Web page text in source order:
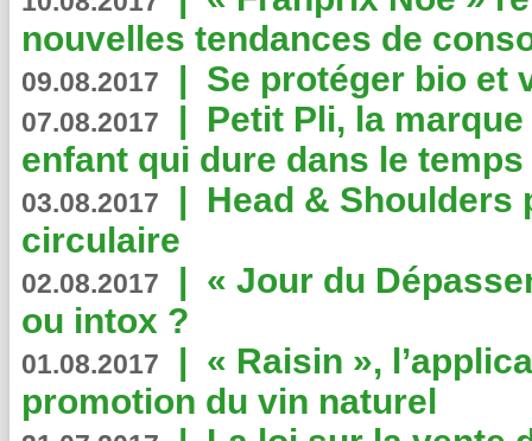
nouvelles tendances de
09.08.2017 | Se protéger bio et
07.08.2017 | Petit Pli, la
enfant qui dure dans le temps
03.08.2017 | Head & Shoulders
circulaire
02.08.2017 | « Jour du
ou intox ?
01.08.2017 | « Raisin »,
promotion du vin naturel